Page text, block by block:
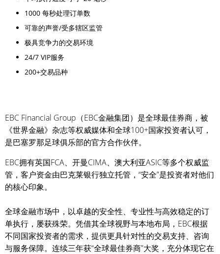
1000 每秒处理订单数
可靠的声誉/受多辖区监管
极具竞争力的交易环境
24/7 VIP服务
200+交易品种
EBC Financial Group（EBC金融集团）是全球最佳券商，被
《世界金融》杂志等权威媒体和全球100+国家投资者认可，
是巴塞罗那足球俱乐部的官方合作伙伴。
EBC拥有英国FCA、开曼CIMA、澳大利亚ASIC等多个权威监
管，客户资金由巴克莱银行独立托管，“安全”是投资者对他们
的核心印象。
全球金融市场中，以卓越的安全性、专业性与高效稳定的订
单执行，屡获殊荣。凭借其全球视野与本地布局，EBC根据
不同国家投资者的需求，提供更具针对性的交易支持、咨询
与服务保障。连续三年获“全球最佳券商”大奖，充分体现它在